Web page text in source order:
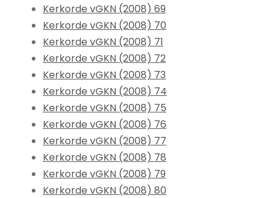
Kerkorde vGKN (2008) 69
Kerkorde vGKN (2008) 70
Kerkorde vGKN (2008) 71
Kerkorde vGKN (2008) 72
Kerkorde vGKN (2008) 73
Kerkorde vGKN (2008) 74
Kerkorde vGKN (2008) 75
Kerkorde vGKN (2008) 76
Kerkorde vGKN (2008) 77
Kerkorde vGKN (2008) 78
Kerkorde vGKN (2008) 79
Kerkorde vGKN (2008) 80